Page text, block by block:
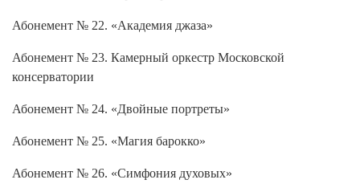
Абонемент № 22. «Академия джаза»
Абонемент № 23. Камерный оркестр Московской
консерватории
Абонемент № 24. «Двойные портреты»
Абонемент № 25. «Магия барокко»
Абонемент № 26. «Симфония духовых»